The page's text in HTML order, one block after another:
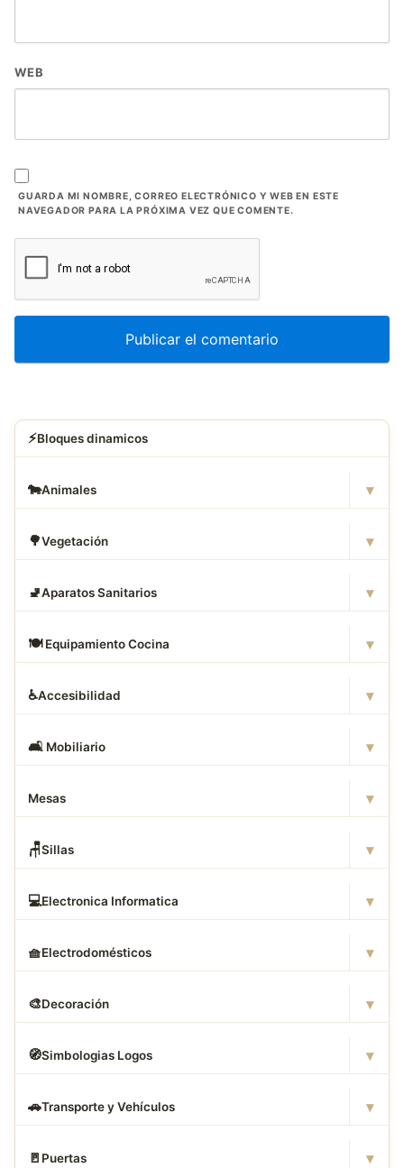
WEB
GUARDA MI NOMBRE, CORREO ELECTRÓNICO Y WEB EN ESTE
NAVEGADOR PARA LA PRÓXIMA VEZ QUE COMENTE.
⚡Bloques dinamicos
🐄Animales ▾
🌳Vegetación ▾
🚽Aparatos Sanitarios ▾
🍽️ Equipamiento Cocina ▾
♿Accesibilidad ▾
🛋 ️ Mobiliario ▾
Mesas ▾
🪑Sillas ▾
💻Electronica Informatica ▾
🧺Electrodomésticos ▾
🎨Decoración ▾
🧭Simbologias Logos ▾
🚗Transporte y Vehículos ▾
🚪 Puertas ▾